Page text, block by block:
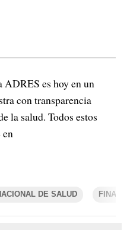
ADRES es hoy en un
con transparencia
la salud. Todos estos
en
DE SALUD